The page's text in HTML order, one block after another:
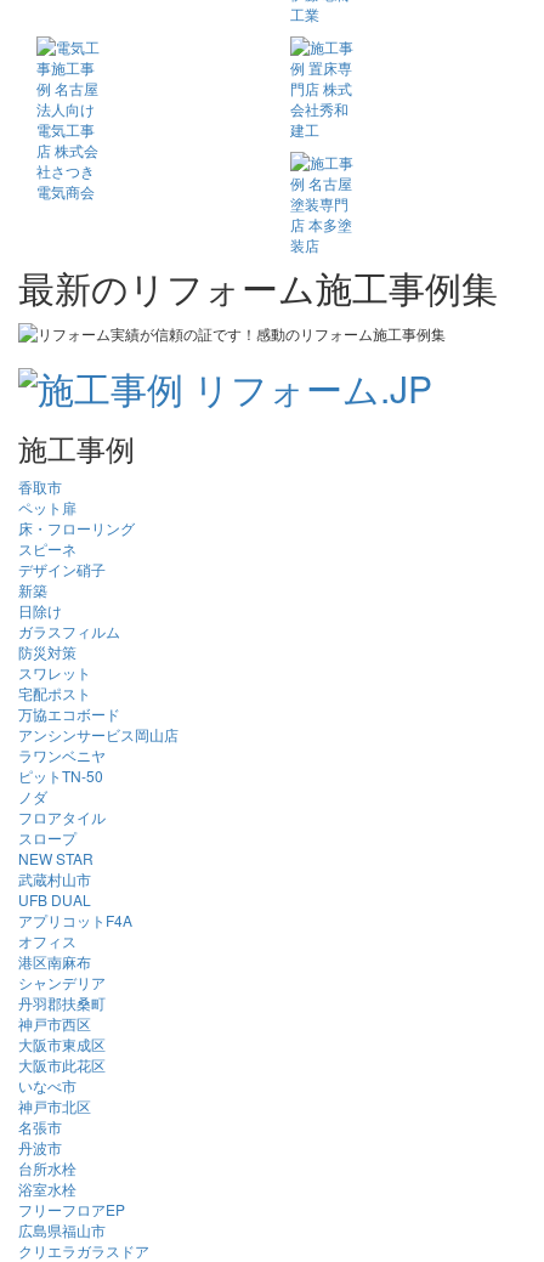
最新のリフォーム施工事例集
施工事例
香取市
ペット扉
床・フローリング
スピーネ
デザイン硝子
新築
日除け
ガラスフィルム
防災対策
スワレット
宅配ポスト
万協エコボード
アンシンサービス岡山店
ラワンベニヤ
ピットTN-50
ノダ
フロアタイル
スロープ
NEW STAR
武蔵村山市
UFB DUAL
アプリコットF4A
オフィス
港区南麻布
シャンデリア
丹羽郡扶桑町
神戸市西区
大阪市東成区
大阪市此花区
いなべ市
神戸市北区
名張市
丹波市
台所水栓
浴室水栓
フリーフロアEP
広島県福山市
クリエラガラスドア